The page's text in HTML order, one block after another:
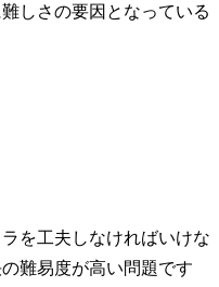
しさの要因となっている
を工夫しなければいけな
難易度が高い問題です